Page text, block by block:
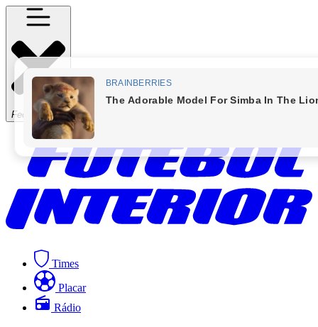
Fechar Menu
Times
Placar
Rádio